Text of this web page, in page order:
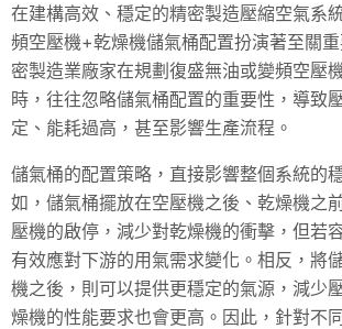
在建構高效、穩定的精密製造壓縮空氣系
頻空壓機+乾燥機儲氣桶配置扮演著至關
密製造業廠家在規劃復盛無油或變頻空壓
時，往往忽略儲氣桶配置的重要性，導致
定、能耗過高，甚至影響生產流程。
儲氣桶的配置策略，直接影響整個系統的
如，儲氣桶擺放在空壓機之後、乾燥機之
壓機的啟停，減少對乾燥機的衝擊，但若
有效應對下游的用氣需求變化。相反，將
機之後，則可以提供更穩定的氣源，減少
燥機的性能要求也會更高。因此，針對不